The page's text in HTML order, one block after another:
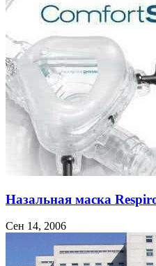
Назальная маска
Сен 14, 2006